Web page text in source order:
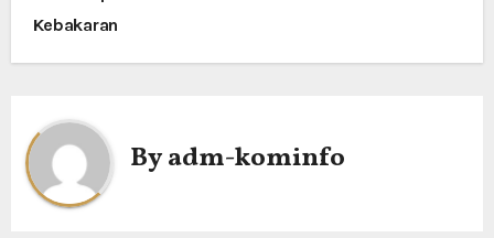
g
s
i
Kebakaran
Byadm-kominfo